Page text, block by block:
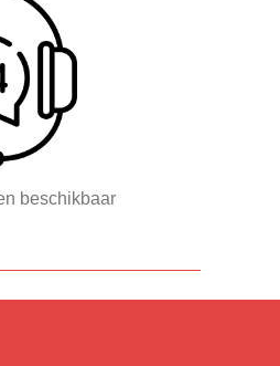
beschikbaar